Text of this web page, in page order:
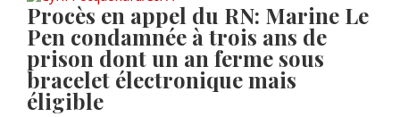
Procès en appel du RN: Marine Le
Pen condamnée à trois ans de
prison dont un an ferme sous
bracelet électronique mais
éligible